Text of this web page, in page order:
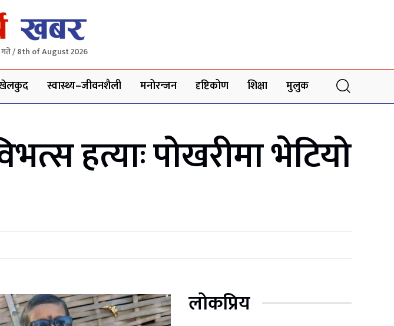
गते / 8th of August 2026
स्वास्थ्य–जीवनशैली मनोरन्जन दृष्टिकोण शिक्षा मुलुक
हत्याः पोखरीमा भेटियो
लोकप्रिय